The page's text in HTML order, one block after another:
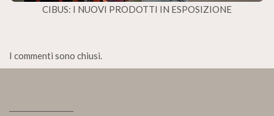
CIBUS: I NUOVI PRODOTTI IN ESPOSIZIONE
I commenti sono chiusi.